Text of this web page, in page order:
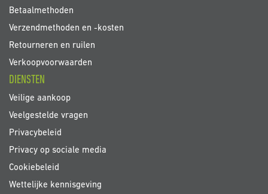
Betaalmethoden
Verzendmethoden en -kosten
Retourneren en ruilen
Verkoopvoorwaarden
DIENSTEN
Veilige aankoop
Veelgestelde vragen
Privacybeleid
Privacy op sociale media
Cookiebeleid
Wettelijke kennisgeving